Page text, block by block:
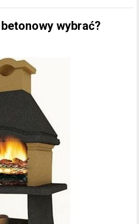
wybrać?